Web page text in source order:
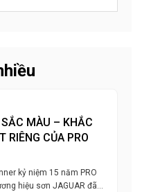
MÀU – KHẮC
RIÊNG CỦA PRO
kỷ niệm 15 năm PRO
hiệu sơn JAGUAR đã…